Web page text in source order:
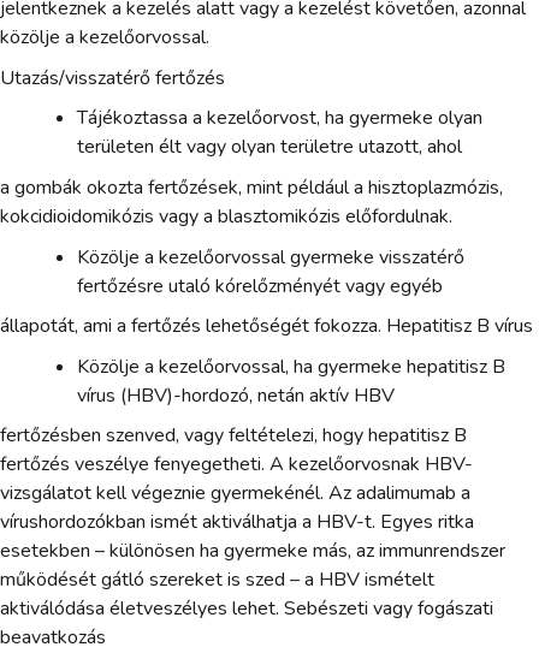
jelentkeznek a kezelés alatt vagy a kezelést követően, azonnal
közölje a kezelőorvossal.
Utazás/visszatérő fertőzés
Tájékoztassa a kezelőorvost, ha gyermeke olyan
területen élt vagy olyan területre utazott, ahol
a gombák okozta fertőzések, mint például a hisztoplazmózis,
kokcidioidomikózis vagy a blasztomikózis előfordulnak.
Közölje a kezelőorvossal gyermeke visszatérő
fertőzésre utaló kórelőzményét vagy egyéb
állapotát, ami a fertőzés lehetőségét fokozza. Hepatitisz B vírus
Közölje a kezelőorvossal, ha gyermeke hepatitisz B
vírus (HBV)-hordozó, netán aktív HBV
fertőzésben szenved, vagy feltételezi, hogy hepatitisz B
fertőzés veszélye fenyegetheti. A kezelőorvosnak HBV-
vizsgálatot kell végeznie gyermekénél. Az adalimumab a
vírushordozókban ismét aktiválhatja a HBV-t. Egyes ritka
esetekben – különösen ha gyermeke más, az immunrendszer
működését gátló szereket is szed – a HBV ismételt
aktiválódása életveszélyes lehet. Sebészeti vagy fogászati
beavatkozás